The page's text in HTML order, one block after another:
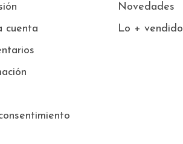
cuenta
Novedades
Lo + vendido